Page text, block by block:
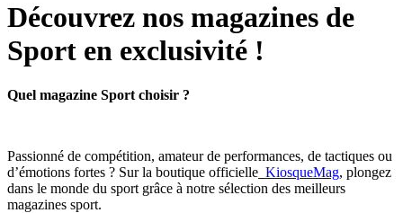
Découvrez nos magazines de
Sport en exclusivité !
Quel magazine Sport choisir ?
Passionné de compétition, amateur de performances, de tactiques ou
d’émotions fortes ? Sur la boutique officielle KiosqueMag, plongez
dans le monde du sport grâce à notre sélection des meilleurs
magazines sport.